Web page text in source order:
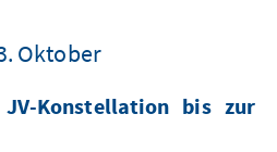
Oktober
JV-Konstellation bis zur